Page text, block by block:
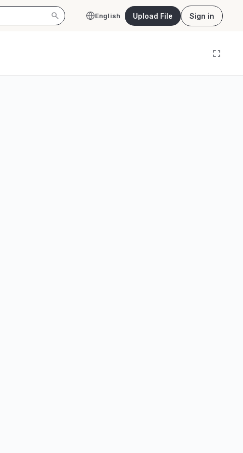
English Upload File Sign in